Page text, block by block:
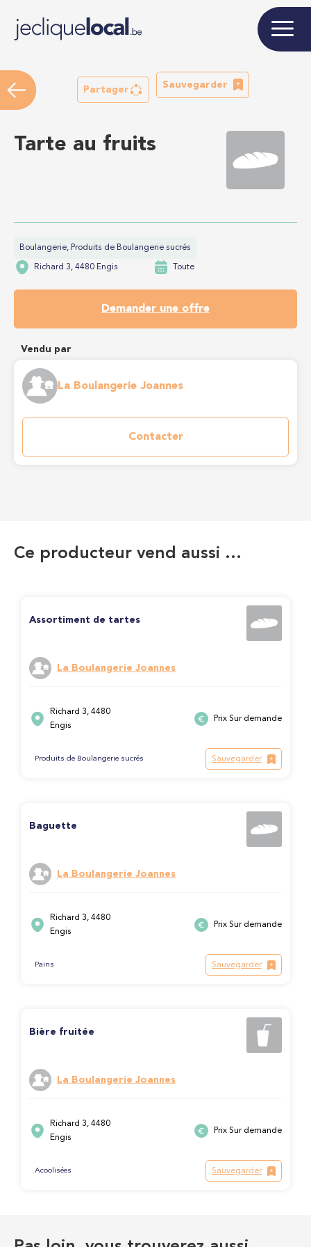
Partager
Sauvegarder
Tarte au fruits
Boulangerie, Produits de Boulangerie sucrés
Richard 3, 4480 Engis Toute
Demander une offre
Vendu par
La Boulangerie Joannes
Contacter
Ce producteur vend aussi …
Assortiment de tartes
La Boulangerie Joannes
Richard 3, 4480
Engis
Prix Sur demande
Produits de Boulangerie sucrés Sauvegarder
Baguette
La Boulangerie Joannes
Richard 3, 4480
Engis
Prix Sur demande
Pains Sauvegarder
Bière fruitée
La Boulangerie Joannes
Richard 3, 4480
Engis
Prix Sur demande
Acoolisées Sauvegarder